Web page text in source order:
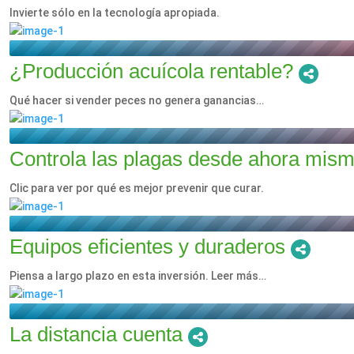
Invierte sólo en la tecnología apropiada.
¿Producción acuícola rentable?
Qué hacer si vender peces no genera ganancias…
Controla las plagas desde ahora
Clic para ver por qué es mejor prevenir que curar.
Equipos eficientes y duraderos
Piensa a largo plazo en esta inversión. Leer más…
La distancia cuenta